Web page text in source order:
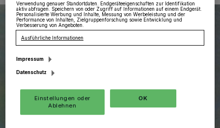
Verwendung genauer Standortdaten. Endgeräteeigenschaften zur Identifikation
aktiv abfragen. Speichern von oder Zugriff auf Informationen auf einem Endgerät.
Personalisierte Werbung und Inhalte, Messung von Werbeleistung und der
Performance von Inhalten, Zielgruppenforschung sowie Entwicklung und
Verbesserung von Angeboten.
Ausführliche Informationen
Impressum
Datenschutz
Einstellungen oder
Ablehnen
OK